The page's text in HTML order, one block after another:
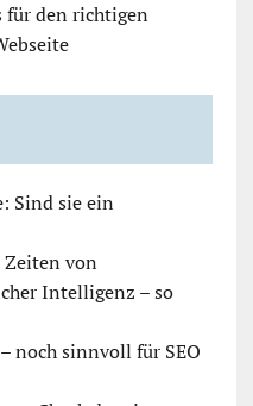
den richtigen
Sind sie ein
Zeiten von
Intelligenz – so
noch sinnvoll für SEO